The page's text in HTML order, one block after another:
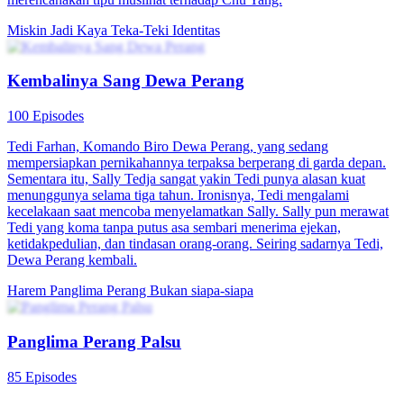
Miskin Jadi Kaya Teka-Teki Identitas
Kembalinya Sang Dewa Perang
100 Episodes
Tedi Farhan, Komando Biro Dewa Perang, yang sedang
mempersiapkan pernikahannya terpaksa berperang di garda depan.
Sementara itu, Sally Tedja sangat yakin Tedi punya alasan kuat
menunggunya selama tiga tahun. Ironisnya, Tedi mengalami
kecelakaan saat mencoba menyelamatkan Sally. Sally pun merawat
Tedi yang koma tanpa putus asa sembari menerima ejekan,
ketidakpedulian, dan tindasan orang-orang. Seiring sadarnya Tedi,
Dewa Perang kembali.
Harem Panglima Perang Bukan siapa-siapa
Panglima Perang Palsu
85 Episodes